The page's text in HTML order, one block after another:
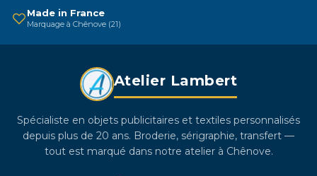
page
produit
Made in France
Marquage à Chênove (21)
Atelier Lambert
Spécialiste en objets publicitaires et textiles personnalisés
depuis plus de 20 ans. Broderie, sérigraphie, transfert —
tout est marqué dans notre atelier à Chênove.